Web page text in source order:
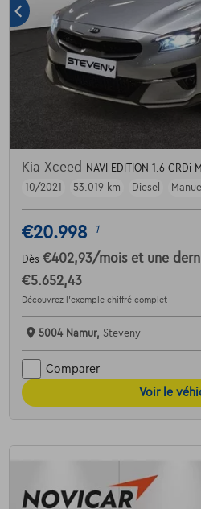
Kia Xceed
NAVI EDITION 1.6 CRDi
10/2021
53.019 km Diesel
€20.998 1
Dès €402,93/mois et une
€5.652,43
Découvrez l’exemple chiffré complet
5004 Namur, Steveny
Comparer
Voir le